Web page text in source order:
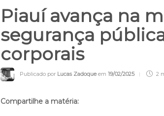
Piauí avança na
segurança
corporais
Publicado por Lucas Zadoqueem 19/02/2025 2
Compartilhe a matéria: